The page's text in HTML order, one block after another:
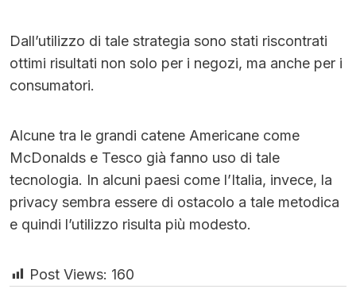
Dall’utilizzo di tale strategia sono stati riscontrati
ottimi risultati non solo per i negozi, ma anche per i
consumatori.
Alcune tra le grandi catene Americane come
McDonalds e Tesco già fanno uso di tale
tecnologia. In alcuni paesi come l’Italia, invece, la
privacy sembra essere di ostacolo a tale metodica
e quindi l’utilizzo risulta più modesto.
Post Views: 160